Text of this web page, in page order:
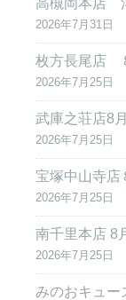
2026年7月31日
枚方長尾店
2026年7月25日
武庫之荘店8
2026年7月25日
宝塚中山寺店
2026年7月25日
南千里本店 8
2026年7月25日
みのおキュ